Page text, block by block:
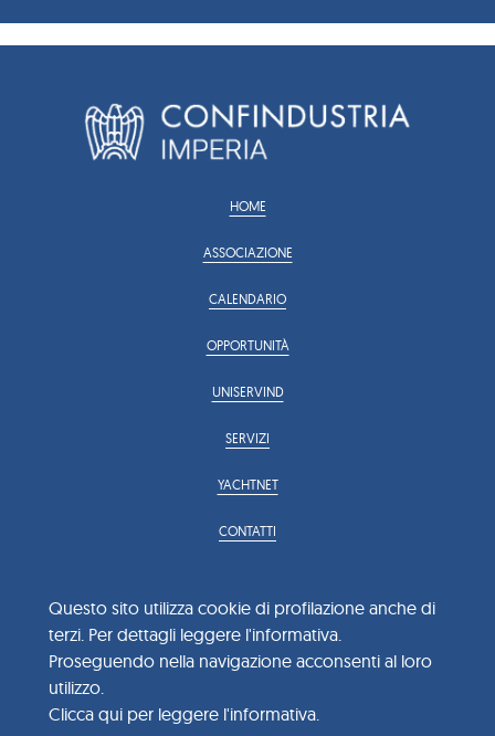
Questo sito utilizza cookie di profilazione anche di
terzi. Per dettagli leggere l'informativa.
Proseguendo nella navigazione acconsenti al loro
utilizzo.
Clicca qui per leggere l'informativa.
HOME
ASSOCIAZIONE
CALENDARIO
OPPORTUNITÀ
UNISERVIND
SERVIZI
YACHTNET
CONTATTI
Viale Giacomo Matteotti 32
0183 650551 / 0183 650552